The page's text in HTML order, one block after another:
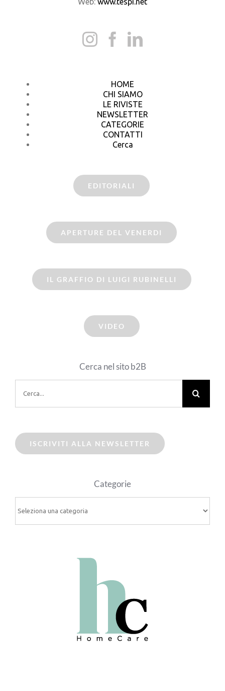
HOME
CHI SIAMO
LE RIVISTE
NEWSLETTER
CATEGORIE
CONTATTI
Cerca
EDITORIALI
APERTURE DEL VENERDI
IL GRAFFIO DI LUIGI RUBINELLI
VIDEO
Cerca nel sito b2B
per:
ISCRIVITI ALLA NEWSLETTER
Categorie